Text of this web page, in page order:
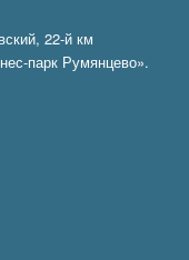
22-й км
парк Румянцево».